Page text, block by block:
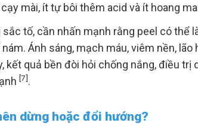
mài, ít tự bôi thêm acid và ít hoang
sắc tố, cần nhấn mạnh rằng peel có thể
Ánh sáng, mạch máu, viêm nền,
kết quả bền đòi hỏi chống nắng, điều trị
[7].
dừng hoặc đổi hướng?